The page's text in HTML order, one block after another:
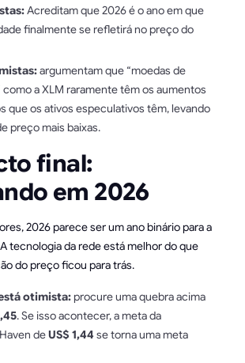
Acreditam que 2026 é o ano em que
finalmente se refletirá no preço do
argumentam que “moedas de
como a XLM raramente têm os aumentos
que os ativos especulativos têm, levando
preço mais baixas.
final:
em 2026
2026 parece ser um ano binário para a
tecnologia da rede está melhor do que
do preço ficou para trás.
otimista:procure uma quebra acima
. Se isso acontecer, a meta da
deUS$ 1,44 se torna uma meta